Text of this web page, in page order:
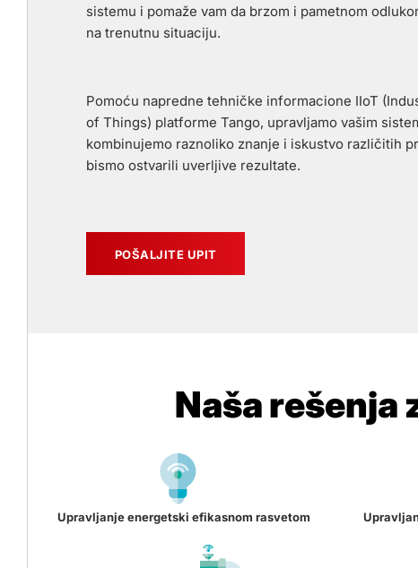
sistemu i pomaže vam da brzom i pametnom
na trenutnu situaciju.
Pomoću napredne tehničke informacione IIoT
of Things) platforme Tango, upravljamo vašim
kombinujemo raznoliko znanje i iskustvo različitih
bismo ostvarili uverljive rezultate.
POŠALJITE UPIT
Naša rešenja
Upravljanje energetski efikasnom rasvetom